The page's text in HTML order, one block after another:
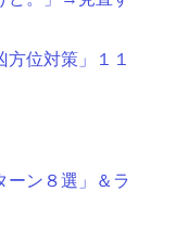
方位対策」１１
ーン８選」＆ラ